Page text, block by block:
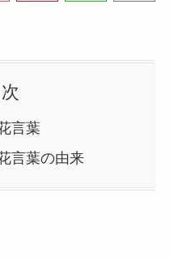
言葉
言葉の由来